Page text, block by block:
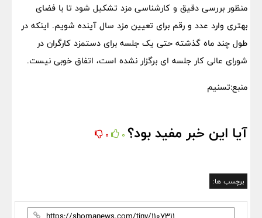
منظور بررسی دقیق و کارشناسی مزد تشکیل شود تا با فضای
بهتری وارد عدد و رقم برای تعیین مزد سال آینده شویم. اینکه در
طول چند ماه گذشته حتی یک جلسه برای دستمزد کارگران در
شورای عالی کار جلسه ای برگزار نشده است، اتفاق خوبی نیست.
منبع:تسنیم
آیا این خبر مفید بود؟ 0
0
برچسب ها: